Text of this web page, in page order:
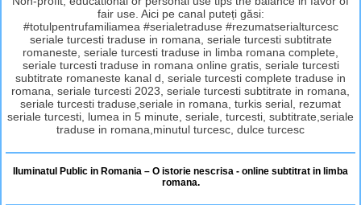
fair use. Aici pe canal puteți găsi:
#totulpentrufamiliamea #serialetraduse #rezumatserialturcesc
seriale turcesti traduse in romana, seriale turcesti subtitrate
romaneste, seriale turcesti traduse in limba romana complete,
seriale turcesti traduse in romana online gratis, seriale turcesti
subtitrate romaneste kanal d, seriale turcesti complete traduse in
romana, seriale turcesti 2023, seriale turcesti subtitrate in romana,
seriale turcesti traduse,seriale in romana, turkis serial, rezumat
seriale turcesti, lumea in 5 minute, seriale, turcesti, subtitrate,seriale
traduse in romana,minutul turcesc, dulce turcesc
Iluminatul Public in Romania – O istorie nescrisa - online subtitrat in limba
romana.